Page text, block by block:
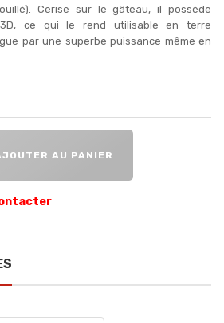
Cerise sur le gâteau, il possède
3D, ce qui le rend utilisable en terre
par une superbe puissance même en
AU PANIER